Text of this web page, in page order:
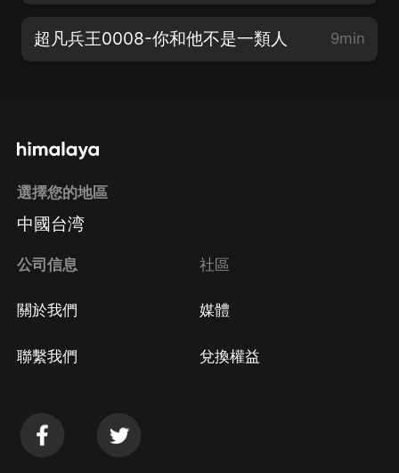
超凡兵王0008-你和他不是一類人 9min
選擇您的地區
中國台湾
公司信息
關於我們
聯繫我們
社區
媒體
兌換權益